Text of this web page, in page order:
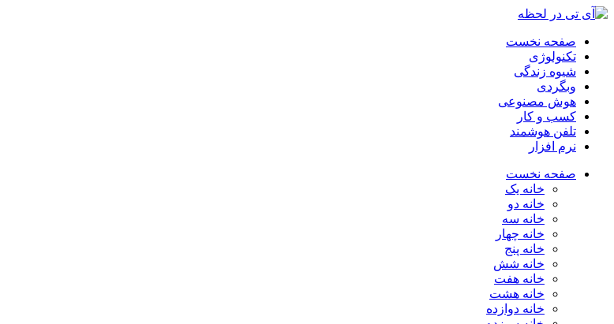
صفحه نخست
تکنولوژی
شیوه زندگی
وبگردی
هوش مصنوعی
کسب و کار
تلفن هوشمند
نرم افزار
صفحه نخست
خانه یک
خانه دو
خانه سه
خانه چهار
خانه پنج
خانه شش
خانه هفت
خانه هشت
خانه دوازده